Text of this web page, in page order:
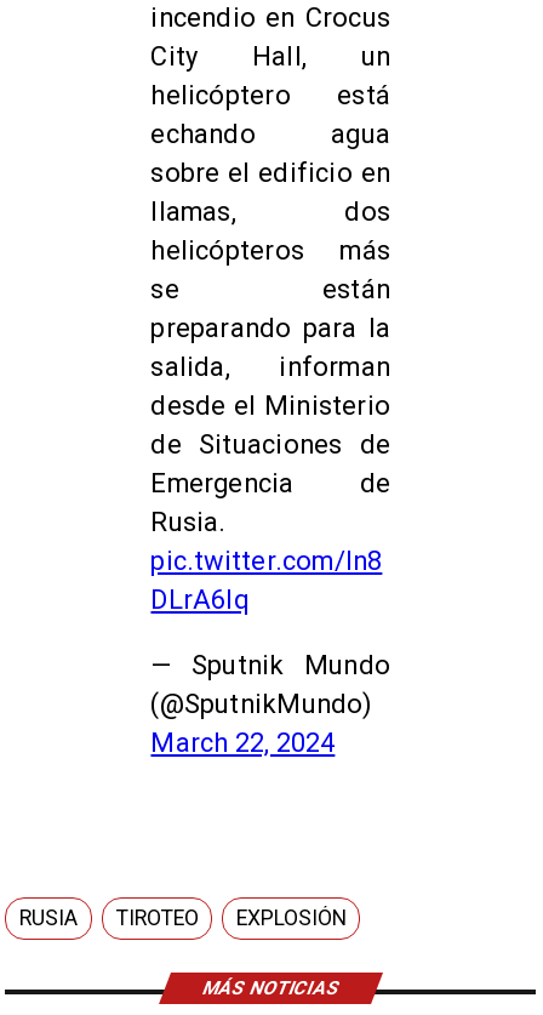
MÁS NOTICIAS
incendio en Crocus
City Hall, un
helicóptero está
echando agua
sobre el edificio en
llamas, dos
helicópteros más
se están
preparando para la
salida, informan
desde el Ministerio
de Situaciones de
Emergencia de
Rusia.
pic.twitter.com/In8
DLrA6lq
— Sputnik Mundo
(@SputnikMundo)
March 22, 2024
RUSIA TIROTEO EXPLOSIÓN